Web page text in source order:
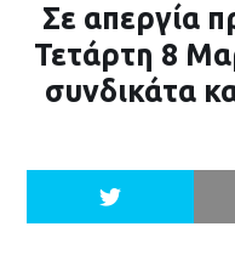
Σε απεργία
Τετάρτη 8
συνδικάτα